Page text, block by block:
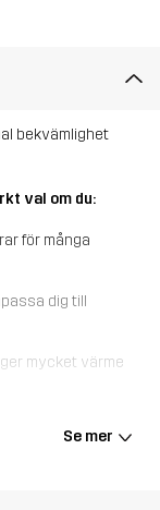
bekvämlighet
val om du:
för många
dig till
mycket värme
Denna mjuka
Se mer